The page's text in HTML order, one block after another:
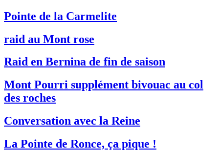
Pointe de la Carmelite
raid au Mont rose
Raid en Bernina de fin de saison
Mont Pourri supplément bivouac au col
des roches
Conversation avec la Reine
La Pointe de Ronce, ça pique !